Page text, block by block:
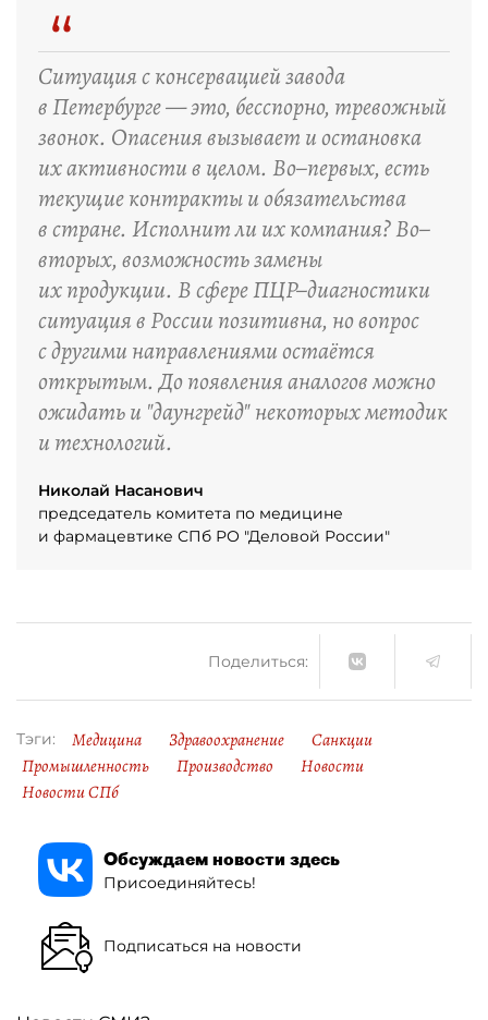
“
Ситуация с консервацией завода
в Петербурге — это, бесспорно, тревожный
звонок. Опасения вызывает и остановка
их активности в целом. Во–первых, есть
текущие контракты и обязательства
в стране. Исполнит ли их компания? Во–
вторых, возможность замены
их продукции. В сфере ПЦР–диагностики
ситуация в России позитивна, но вопрос
с другими направлениями остаётся
открытым. До появления аналогов можно
ожидать и "даунгрейд" некоторых методик
и технологий.
Николай Насанович
председатель комитета по медицине
и фармацевтике СПб РО "Деловой России"
Поделиться:
Тэги: Медицина Здравоохранение
Санкции
Промышленность
Производство
Новости
Новости СПб
Обсуждаем новости здесь
Присоединяйтесь!
Подписаться на новости